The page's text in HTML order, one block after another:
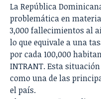
La República
problemática en
3,000 fallecimientos al
lo que equivale a una
por cada 100,000
INTRANT. Esta
como una de las
el país.